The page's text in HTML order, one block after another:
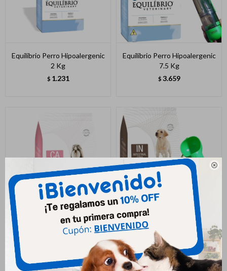

Equilibrio Perro Hipoalergenic
2 Kg
$ 1.231
Equilibrio Perro Hipoalergenic
7.5 Kg
$ 3.659
Equilibrio Perro Cardiac 2 Kgs
Equilibrio Perro Intestinal 7.5
$3.147